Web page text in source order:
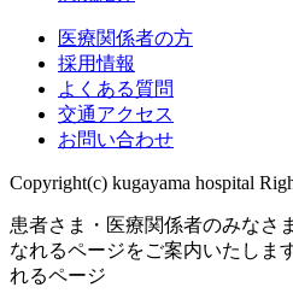
医療関係者の方
採用情報
よくある質問
交通アクセス
お問い合わせ
Copyright(c) kugayama hospital
患者さま・医療関係者のみな
なれるページをご案内いたします
れるページ